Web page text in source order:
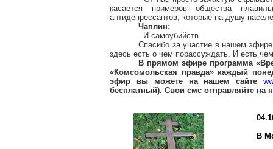
касается примеров общества
антидепрессантов, которые на душу
Чаплин:
- И самоубийств.
Спасибо за участие в нашем
здесь есть о чем порассуждать. И есть
В прямом эфире программа
«Комсомольская правда» каждый
эфир вы можете на нашем сайте
бесплатный). Свои смс отправляйте на
В